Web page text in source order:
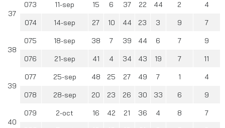
37
073 11-sep 15 6 37 22 44 2 4
074 14-sep 27 10 44 23 3 9 7
38
075 18-sep 38 7 39 44 6 7 9
076 21-sep 41 4 34 43 19 7 11
39
077 25-sep 48 25 27 49 7 1 4
078 28-sep 20 23 26 30 33 6 9
40
079 2-oct 16 42 21 36 4 8 7